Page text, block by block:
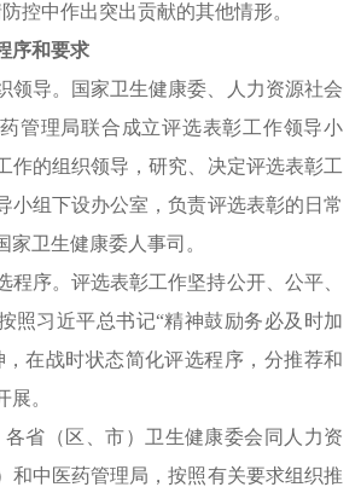
中作出突出贡献的其他情形。
序和要求
导。国家卫生健康委、人力资源社会
管理局联合成立评选表彰工作领导小
作的组织领导，研究、决定评选表彰工
小组下设办公室，负责评选表彰的日常
家卫生健康委人事司。
序。评选表彰工作坚持公开、公平、
照习近平总书记“精神鼓励务必及时加
在战时状态简化评选程序，分推荐和
。
（区、市）卫生健康委会同人力资
和中医药管理局，按照有关要求组织推